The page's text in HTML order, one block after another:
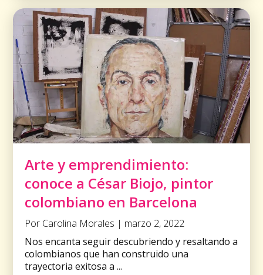
Arte y emprendimiento:
conoce a César Biojo, pintor
colombiano en Barcelona
Por Carolina Morales | marzo 2, 2022
Nos encanta seguir descubriendo y resaltando a
colombianos que han construido una
trayectoria exitosa a ...